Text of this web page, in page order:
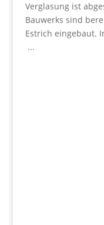
Verglasung ist
Bauwerks sind
Estrich eingebaut.
...